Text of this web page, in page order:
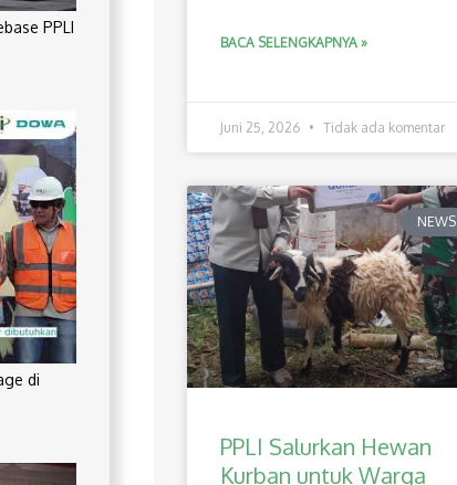
PPLI
di
BACA SELENGKAPNYA »
Juni 25, 2026 Tidak ada komentar
NEWS
PPLI Salurkan Hewan
Kurban untuk Warga